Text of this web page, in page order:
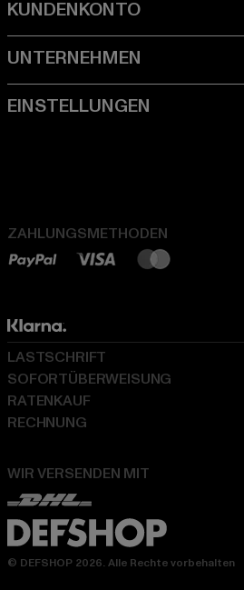
ZAHLUNGSMETHODEN
WIR VERSENDEN MIT
LASTSCHRIFT
SOFORTÜBERWEISUNG
RATENKAUF
RECHNUNG
© DEFSHOP 2026. Alle Rechte vorbehalten